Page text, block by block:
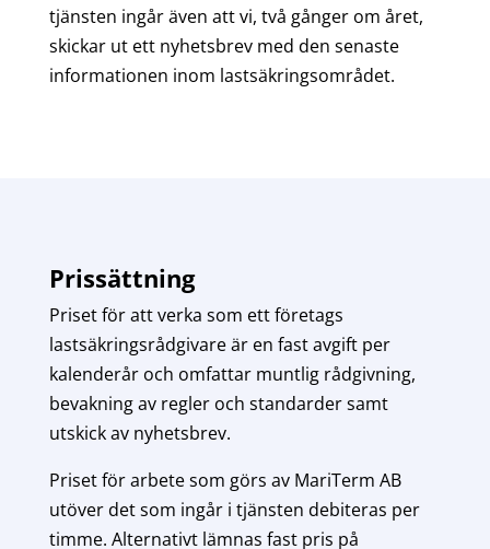
tjänsten ingår även att vi, två gånger om året,
skickar ut ett nyhetsbrev med den senaste
informationen inom lastsäkringsområdet.
Prissättning
Priset för att verka som ett företags
lastsäkringsrådgivare är en fast avgift per
kalenderår och omfattar muntlig rådgivning,
bevakning av regler och standarder samt
utskick av nyhetsbrev.
Priset för arbete som görs av MariTerm AB
utöver det som ingår i tjänsten debiteras per
timme. Alternativt lämnas fast pris på